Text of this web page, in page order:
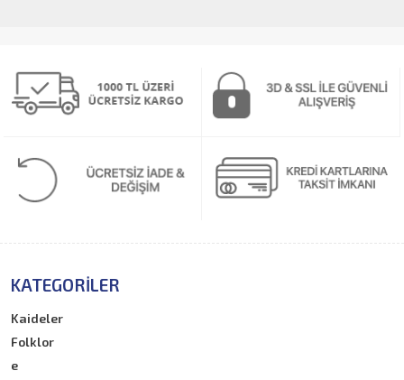
KATEGORILER
Kaideler
Folklor
e